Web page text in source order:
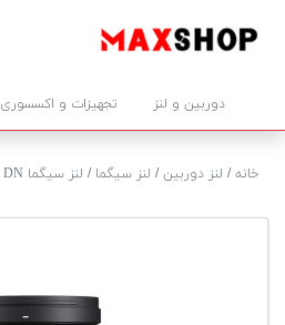
دوربین و لنز تجهیزات و اکسسوری
خانه/ لنز دوربین/ لنز سیگما / لنز سیگما Sigma 24-70mm f2.8 ii DG DN برای سونی